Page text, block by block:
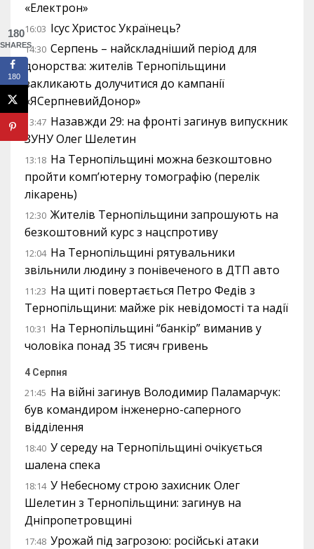
«Електрон»
16:03 Ісус Христос Українець?
14:30 Серпень – найскладніший період для
донорства: жителів Тернопільщини
закликають долучитися до кампанії
«ЯСерпневийДонор»
13:47 Назавжди 29: на фронті загинув випускник
ЗУНУ Олег Шелетин
13:18 На Тернопільщині можна безкоштовно
пройти комп’ютерну томографію (перелік
лікарень)
12:30 Жителів Тернопільщини запрошують на
безкоштовний курс з нацспротиву
12:04 На Тернопільщині рятувальники
звільнили людину з понівеченого в ДТП авто
11:23 На щиті повертається Петро Федів з
Тернопільщини: майже рік невідомості та надії
10:31 На Тернопільщині “банкір” виманив у
чоловіка понад 35 тисяч гривень
4 Серпня
21:45 На війні загинув Володимир Паламарчук:
був командиром інженерно-саперного
відділення
18:40 У середу на Тернопільщині очікується
шалена спека
18:14 У Небесному строю захисник Олег
Шелетин з Тернопільщини: загинув на
Дніпропетровщині
17:48 Урожай під загрозою: російські атаки
180
SHARES
180